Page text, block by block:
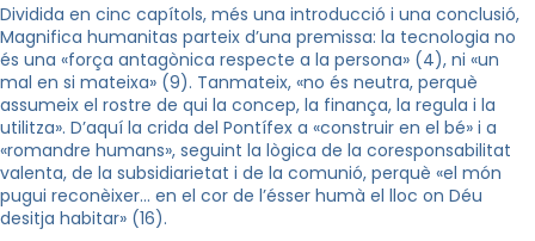
Dividida en cinc capítols, més una introducció i una conclusió,
Magnifica humanitas parteix d’una premissa: la tecnologia no
és una «força antagònica respecte a la persona» (4), ni «un
mal en si mateixa» (9). Tanmateix, «no és neutra, perquè
assumeix el rostre de qui la concep, la finança, la regula i la
utilitza». D’aquí la crida del Pontífex a «construir en el bé» i a
«romandre humans», seguint la lògica de la coresponsabilitat
valenta, de la subsidiarietat i de la comunió, perquè «el món
pugui reconèixer… en el cor de l’ésser humà el lloc on Déu
desitja habitar» (16).